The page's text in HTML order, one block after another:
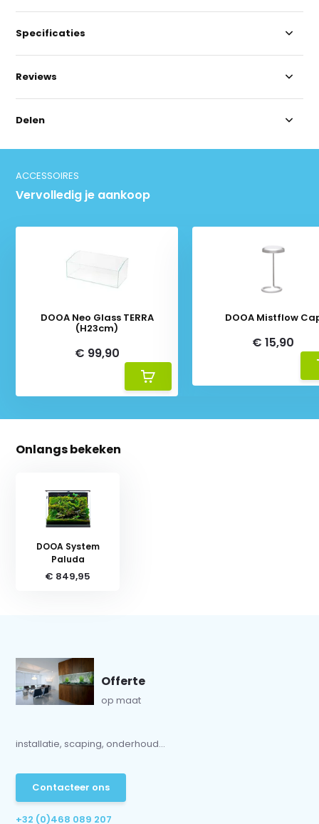
Specificaties
Reviews
Delen
ACCESSOIRES
Vervolledig je aankoop
DOOA Neo Glass TERRA
(H23cm)
€ 99,90
DOOA Mistflow
€ 15,90
Onlangs bekeken
DOOA System
Paluda
€ 849,95
Offerte
op maat
installatie, scaping, onderhoud...
Contacteer ons
+32 (0)468 089 207